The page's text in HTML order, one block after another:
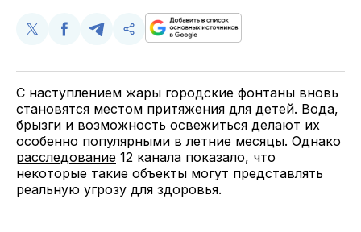
Поделиться
Twitter
Поделиться
Facebook
Поделиться
Telegram
Скопируйте
поделитесь
С наступлением жары городские фонтаны вновь
становятся местом притяжения для детей. Вода,
брызги и возможность освежиться делают их
особенно популярными в летние месяцы. Однако
расследование 12 канала показало, что
некоторые такие объекты могут представлять
реальную угрозу для здоровья.